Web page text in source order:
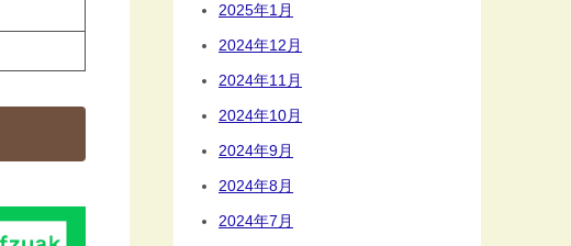
2025年1月
2024年12月
2024年11月
2024年10月
2024年9月
2024年8月
2024年7月